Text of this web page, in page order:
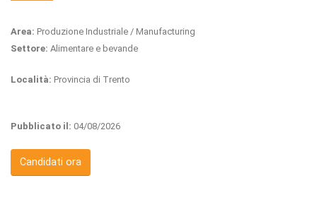
Area: Produzione Industriale / Manufacturing
Settore: Alimentare e bevande
Località: Provincia di Trento
Pubblicato il: 04/08/2026
Candidati ora